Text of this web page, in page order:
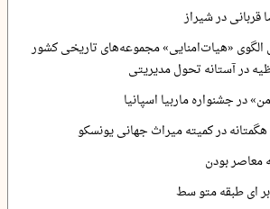
در شیراز
الگوی «هیات‌امنایی» مجموعه‌های تاریخی کشور
در آستانه تحول مدیریتی
در جشنواره ماربیا اسپانیا
در کمیته میراث جهانی یونسکو
معاصر بودن
بر ای طبقه متو سط